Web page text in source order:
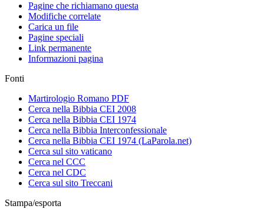
Pagine che richiamano questa
Modifiche correlate
Carica un file
Pagine speciali
Link permanente
Informazioni pagina
Fonti
Martirologio Romano PDF
Cerca nella Bibbia CEI 2008
Cerca nella Bibbia CEI 1974
Cerca nella Bibbia Interconfessionale
Cerca nella Bibbia CEI 1974 (LaParola.net)
Cerca sul sito vaticano
Cerca nel CCC
Cerca nel CDC
Cerca sul sito Treccani
Stampa/esporta